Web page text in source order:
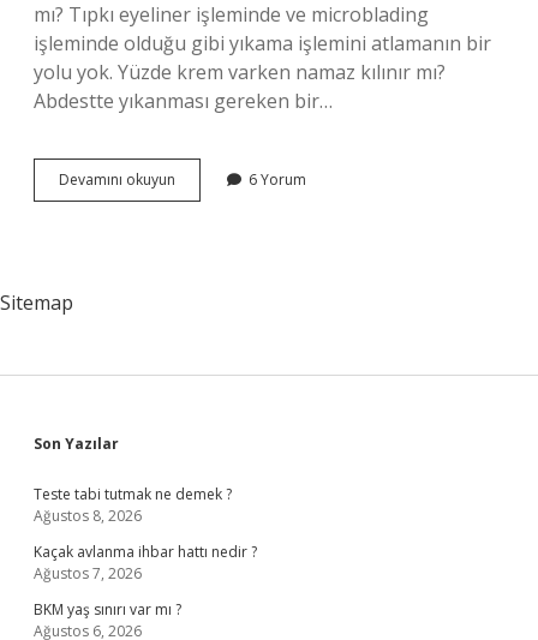
mı? Tıpkı eyeliner işleminde ve microblading
işleminde olduğu gibi yıkama işlemini atlamanın bir
yolu yok. Yüzde krem varken namaz kılınır mı?
Abdestte yıkanması gereken bir…
Devamını okuyun Yüzümde
Makyaj
6 Yorum
Sitemap
Sidebar
Son Yazılar
Teste tabi tutmak ne demek ?
Ağustos 8, 2026
Kaçak avlanma ihbar hattı nedir ?
Ağustos 7, 2026
BKM yaş sınırı var mı ?
Ağustos 6, 2026